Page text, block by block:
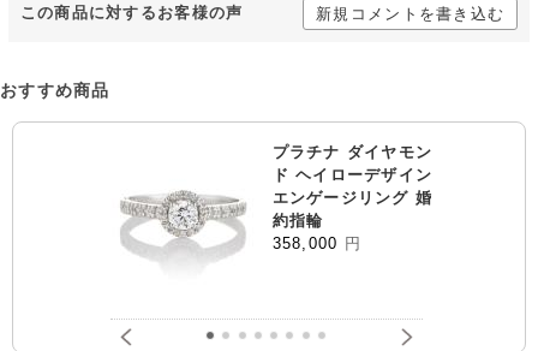
この商品に対するお客様の声 新規コメントを書き込む
おすすめ商品
プラチナ ダイヤモン
ド ヘイローデザイン
エンゲージリング 婚
約指輪
358,000 円